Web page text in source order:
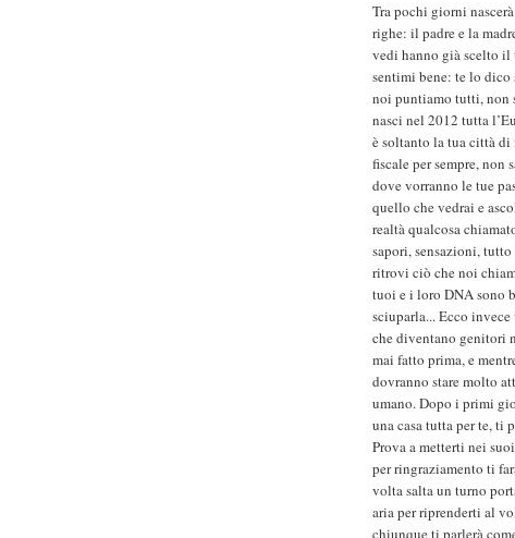
Tra pochi giorni
righe: il padre e la
vedi hanno già scelto il
sentimi bene: te lo dico
noi puntiamo tutti, non
nasci nel 2012 tutta
è soltanto la tua città di
fiscale per sempre, non
dove vorranno le tue
quello che vedrai e
realtà qualcosa
sapori, sensazioni,
ritrovi ciò che noi
tuoi e i loro DNA sono
sciuparla... Ecco
che diventano genitori
mai fatto prima, e
dovranno stare molto
umano. Dopo i primi
una casa tutta per te, ti
Prova a metterti nei
per ringraziamento ti
volta salta un turno
aria per riprenderti al
chiunque ti parlerà